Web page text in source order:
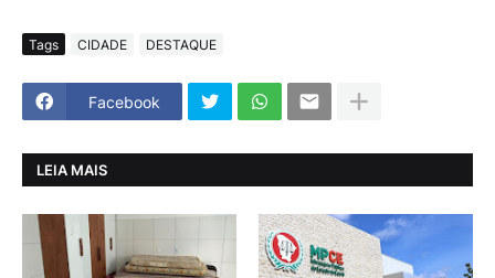
Tags CIDADE DESTAQUE
Facebook
LEIA MAIS